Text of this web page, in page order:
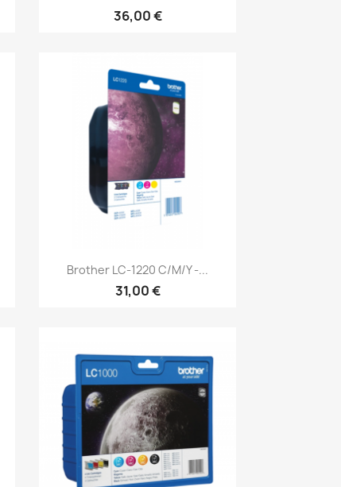
36,00 €
Aperçu rapide
Brother LC-1220 C/M/Y -...
31,00 €